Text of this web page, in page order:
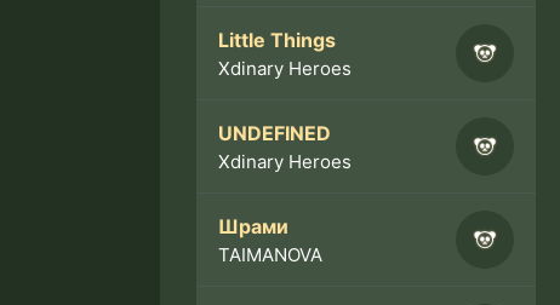
Little Things
Xdinary Heroes
UNDEFINED
Xdinary Heroes
Шрами
TAIMANOVA